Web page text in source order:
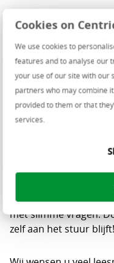
Cookies on
We use cookies to
features and to analyse our
your use of our site with our
partners who may combine
provided to them or that
services.
hun ambtenaren op
gemeenten voor
personen uit
gemeenten en
schoven experts
bod komen zijn
transformatie,
omgevingswet.
bestuurlijk
Noardeast-Fryslan.
met slimme vragen.
zelf aan het stuur blijft!